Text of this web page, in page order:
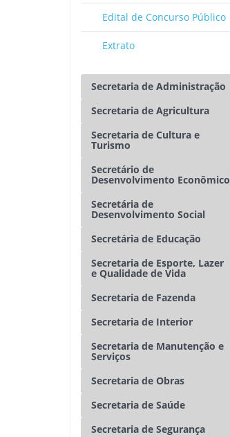
Edital de Concurso Público
Extrato
Secretaria de Administração
Secretaria de Agricultura
Secretaria de Cultura e
Turismo
Secretário de
Desenvolvimento Econômico
Secretária de
Desenvolvimento Social
Secretária de Educação
Secretaria de Esporte, Lazer
e Qualidade de Vida
Secretaria de Fazenda
Secretaria de Interior
Secretaria de Manutenção e
Serviços
Secretaria de Obras
Secretaria de Saúde
Secretaria de Segurança